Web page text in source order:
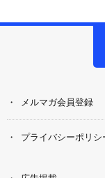
メルマガ会員登録
プライバシーポリシ